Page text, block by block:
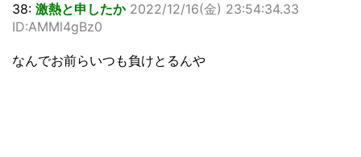
38: 激熱と申したか 2022/12/16(金) 23:54:34.33
ID:AMMl4gBz0
なんでお前らいつも負けとるんや